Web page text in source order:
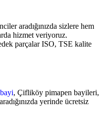
aradığınızda sizlere hem
hizmet veriyoruz.
parçalar ISO, TSE kalite
, Çifliköy pimapen bayileri,
yerinde ücretsiz